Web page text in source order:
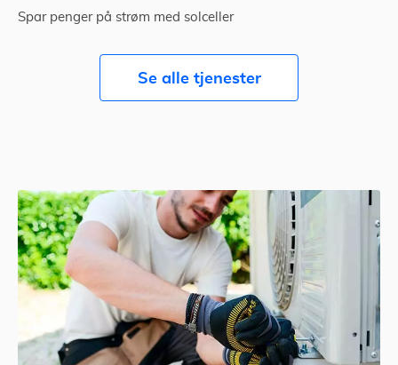
Spar penger på strøm med solceller
Se alle tjenester